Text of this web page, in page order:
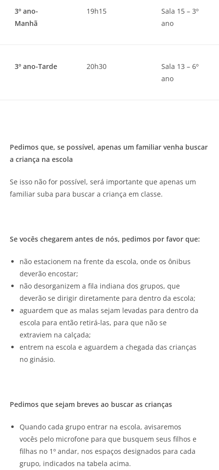
3º ano-
Manhã
19h15
Sala 15 – 3º
ano
3º ano-Tarde 20h30
Sala 13 – 6º
ano
Pedimos que, se possível, apenas um familiar venha buscar
a criança na escola
Se isso não for possível, será importante que apenas um
familiar suba para buscar a criança em classe.
Se vocês chegarem antes de nós, pedimos por favor que:
não estacionem na frente da escola, onde os ônibus
deverão encostar;
não desorganizem a fila indiana dos grupos, que
deverão se dirigir diretamente para dentro da escola;
aguardem que as malas sejam levadas para dentro da
escola para então retirá-las, para que não se
extraviem na calçada;
entrem na escola e aguardem a chegada das crianças
no ginásio.
Pedimos que sejam breves ao buscar as crianças
Quando cada grupo entrar na escola, avisaremos
vocês pelo microfone para que busquem seus filhos e
filhas no 1º andar, nos espaços designados para cada
grupo, indicados na tabela acima.